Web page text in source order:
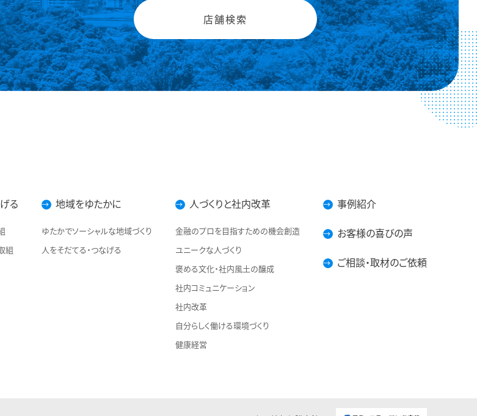
店舗検索
る
組
地域をゆたかに
ゆたかでソーシャルな地域づくり
人をそだてる・つなげる
人づくりと社内改革
金融のプロを目指すための機会創造
ユニークな人づくり
褒める文化・社内風土の醸成
社内コミュニケーション
社内改革
自分らしく働ける環境づくり
健康経営
事例紹介
お客様の喜びの声
ご相談・取材のご依頼